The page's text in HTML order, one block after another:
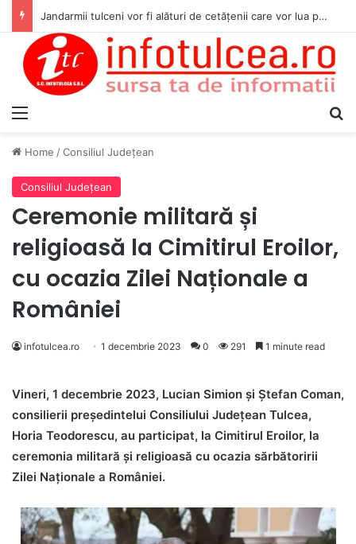
Jandarmii tulceni vor fi alături de cetățenii care vor lua parte la Festivalul Folk Țestos
Home /Consiliul Judeţean
Consiliul Judeţean
Ceremonie militară și
religioasă la Cimitirul Eroilor,
cu ocazia Zilei Naționale a
României
infotulcea.ro 1 decembrie 2023 0 291 1 minute read
Vineri, 1 decembrie 2023, Lucian Simion și Ștefan Coman,
consilierii președintelui Consiliului Județean Tulcea,
Horia Teodorescu, au participat, la Cimitirul Eroilor, la
ceremonia militară și religioasă cu ocazia sărbătoririi
Zilei Naționale a României.